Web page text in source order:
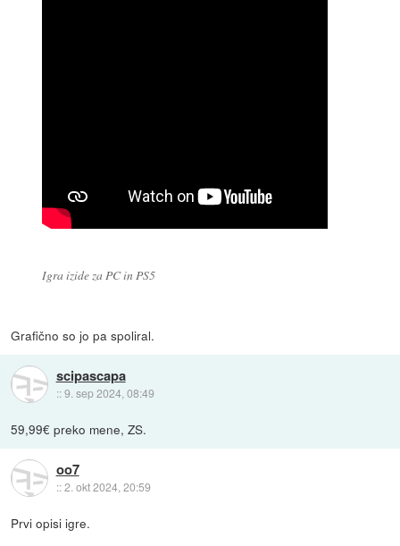
Igra izide za PC in PS5
Grafično so jo pa spoliral.
scipascapa
::9. sep 2024, 08:49
59,99€ preko mene, ZS.
oo7
::2. okt 2024, 20:59
Prvi opisi igre.